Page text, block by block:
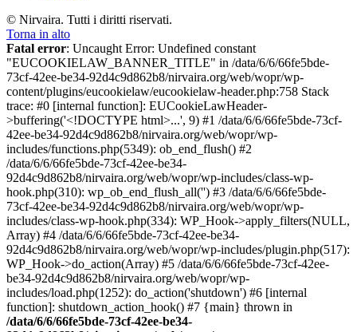
© Nirvaira. Tutti i diritti riservati.
Torna in alto
Fatal error: Uncaught Error: Undefined constant
"EUCOOKIELAW_BANNER_TITLE" in /data/6/6/66fe5bde-
73cf-42ee-be34-92d4c9d862b8/nirvaira.org/web/wopr/wp-
content/plugins/eucookielaw/eucookielaw-header.php:758 Stack
trace: #0 [internal function]: EUCookieLawHeader-
>buffering('<!DOCTYPE html>...', 9) #1 /data/6/6/66fe5bde-73cf-
42ee-be34-92d4c9d862b8/nirvaira.org/web/wopr/wp-
includes/functions.php(5349): ob_end_flush() #2
/data/6/6/66fe5bde-73cf-42ee-be34-
92d4c9d862b8/nirvaira.org/web/wopr/wp-includes/class-wp-
hook.php(310): wp_ob_end_flush_all('') #3 /data/6/6/66fe5bde-
73cf-42ee-be34-92d4c9d862b8/nirvaira.org/web/wopr/wp-
includes/class-wp-hook.php(334): WP_Hook->apply_filters(NULL,
Array) #4 /data/6/6/66fe5bde-73cf-42ee-be34-
92d4c9d862b8/nirvaira.org/web/wopr/wp-includes/plugin.php(517):
WP_Hook->do_action(Array) #5 /data/6/6/66fe5bde-73cf-42ee-
be34-92d4c9d862b8/nirvaira.org/web/wopr/wp-
includes/load.php(1252): do_action('shutdown') #6 [internal
function]: shutdown_action_hook() #7 {main} thrown in
/data/6/6/66fe5bde-73cf-42ee-be34-